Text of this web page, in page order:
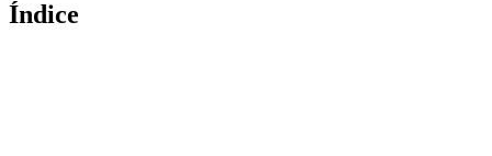
Índice